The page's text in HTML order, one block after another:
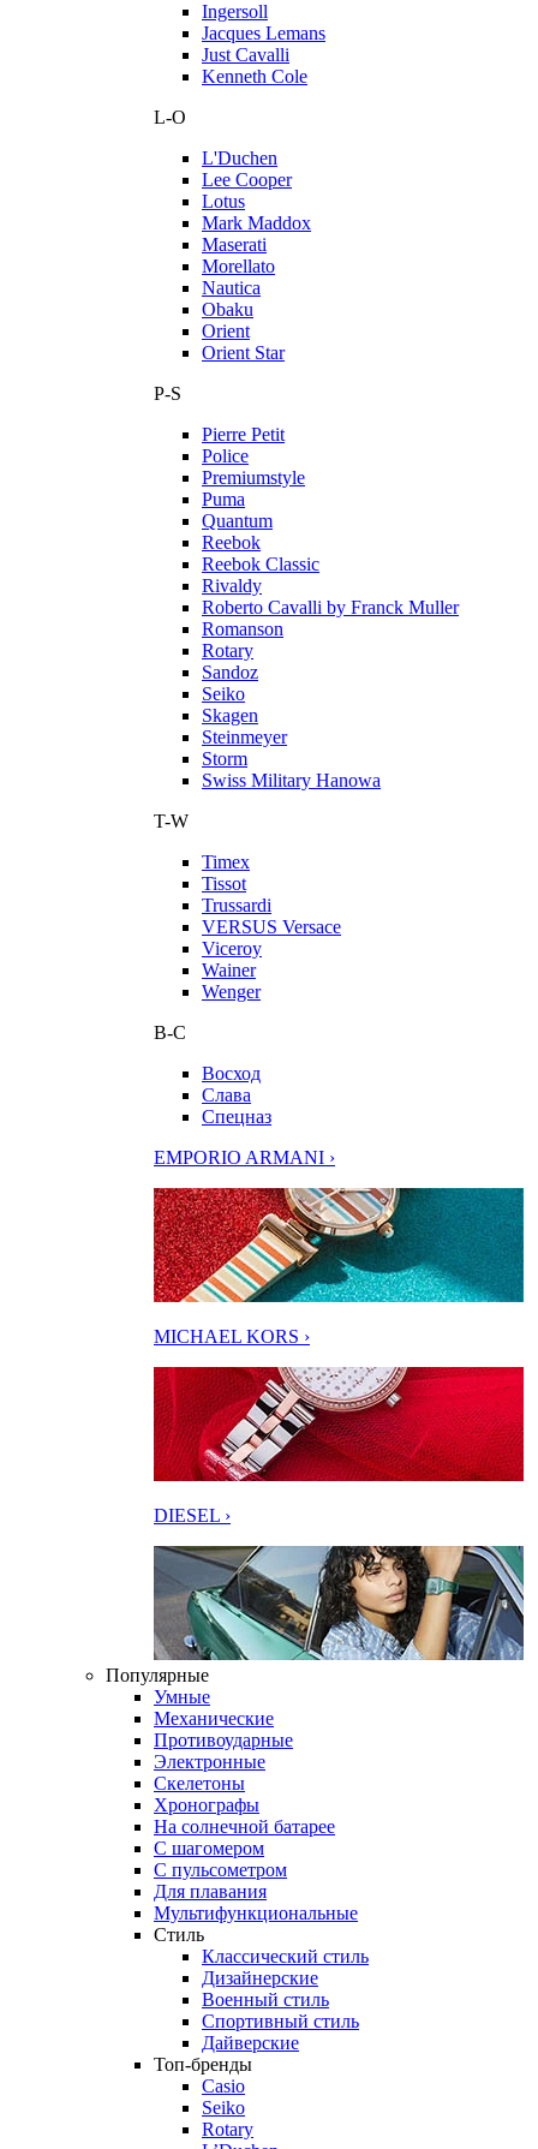
Ingersoll
Jacques Lemans
Just Cavalli
Kenneth Cole
L-O
L'Duchen
Lee Cooper
Lotus
Mark Maddox
Maserati
Morellato
Nautica
Obaku
Orient
Orient Star
P-S
Pierre Petit
Police
Premiumstyle
Puma
Quantum
Reebok
Reebok Classic
Rivaldy
Roberto Cavalli by Franck Muller
Romanson
Rotary
Sandoz
Seiko
Skagen
Steinmeyer
Storm
Swiss Military Hanowa
T-W
Timex
Tissot
Trussardi
VERSUS Versace
Viceroy
Wainer
Wenger
В-С
Восход
Слава
Спецназ
EMPORIO ARMANI ›
MICHAEL KORS ›
DIESEL ›
Популярные
Умные
Механические
Противоударные
Электронные
Скелетоны
Хронографы
На солнечной батарее
С шагомером
С пульсометром
Для плавания
Мультифункциональные
Стиль
Классический стиль
Дизайнерские
Военный стиль
Спортивный стиль
Дайверские
Топ-бренды
Casio
Seiko
Rotary